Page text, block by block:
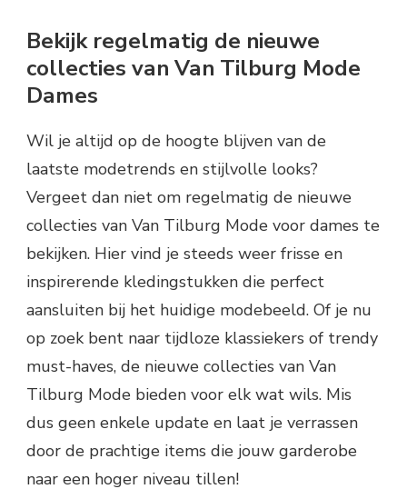
Bekijk regelmatig de nieuwe
collecties van Van Tilburg Mode
Dames
Wil je altijd op de hoogte blijven van de
laatste modetrends en stijlvolle looks?
Vergeet dan niet om regelmatig de nieuwe
collecties van Van Tilburg Mode voor dames te
bekijken. Hier vind je steeds weer frisse en
inspirerende kledingstukken die perfect
aansluiten bij het huidige modebeeld. Of je nu
op zoek bent naar tijdloze klassiekers of trendy
must-haves, de nieuwe collecties van Van
Tilburg Mode bieden voor elk wat wils. Mis
dus geen enkele update en laat je verrassen
door de prachtige items die jouw garderobe
naar een hoger niveau tillen!